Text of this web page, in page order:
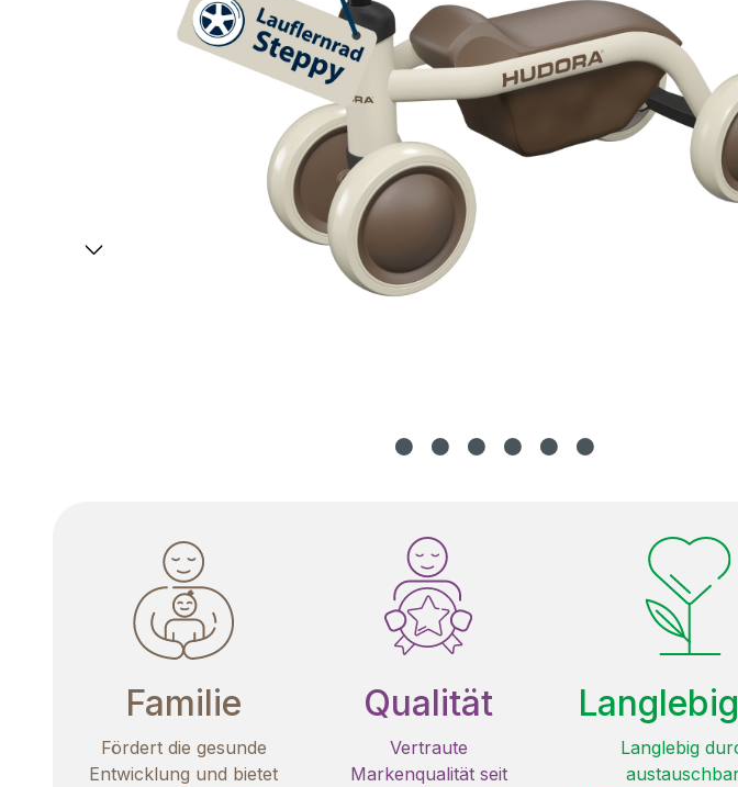
Familie
Fördert die gesunde
Entwicklung und bietet
Qualität
Vertraute
Markenqualität seit
Langlebig